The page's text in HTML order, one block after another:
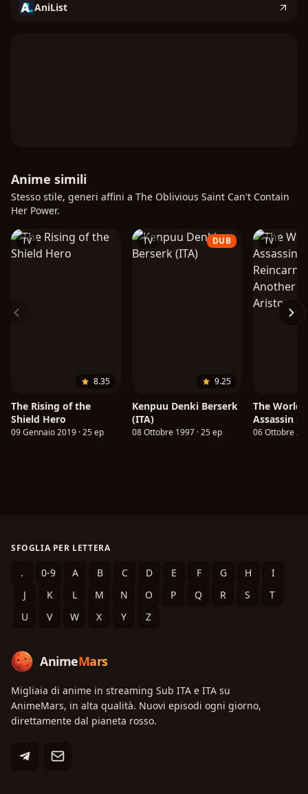
AniList
Anime simili
Stesso stile, generi affini a The Oblivious Saint Can't Contain
Her Power.
TV
8.35
The Rising of the
Shield Hero
09 Gennaio 2019 · 25 ep
TV DUB
9.25
Kenpuu Denki Berserk
(ITA)
08 Ottobre 1997 · 25 ep
TV
The
Assassin
06 Ottobre
SFOGLIA PER LETTERA
. 0-9 A B C D E F G H
I
J
K L M N O P Q R S
T
U
V W X Y Z
AnimeMars
Migliaia di anime in streaming Sub ITA e ITA su
AnimeMars, in alta qualità. Nuovi episodi ogni giorno,
direttamente dal pianeta rosso.